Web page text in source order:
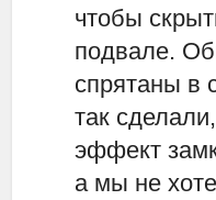
чтобы
подвале.
спрятаны в
так
эффект
а мы не